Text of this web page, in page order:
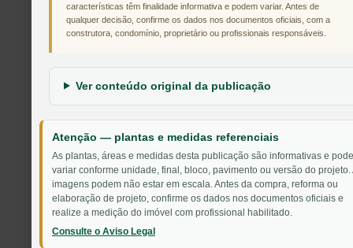
características têm finalidade informativa e podem variar. Antes de
qualquer decisão, confirme os dados nos documentos oficiais, com a
construtora, condomínio, proprietário ou profissionais responsáveis.
Ver conteúdo original da publicação
Atenção — plantas e medidas referenciais
As plantas, áreas e medidas desta publicação são informativas e
variar conforme unidade, final, bloco, pavimento ou versão do projeto.
imagens podem não estar em escala. Antes da compra, reforma ou
elaboração de projeto, confirme os dados nos documentos oficiais e
realize a medição do imóvel com profissional habilitado.
Consulte o Aviso Legal